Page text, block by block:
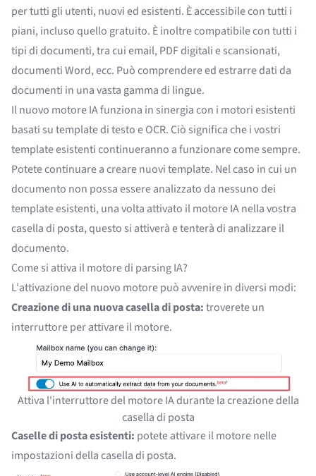
per tutti gli utenti, nuovi ed esistenti. È accessibile con tutti i
piani, incluso quello gratuito. È inoltre compatibile con tutti i
tipi di documenti, tra cui email, PDF digitali e scansionati,
documenti Word, ecc. Può comprendere ed estrarre dati da
documenti in una vasta gamma di lingue.
Il nuovo motore IA funziona in sinergia con i motori esistenti
basati su template di testo e OCR. Ciò significa che i vostri
template esistenti continueranno a funzionare come sempre.
Potete continuare a creare nuovi template. Nel caso in cui un
documento non possa essere analizzato da nessuno dei
template esistenti, una volta attivato il motore IA nella vostra
casella di posta, questo si attiverà e tenterà di analizzare il
documento.
Come si attiva il motore di parsing IA?
L'attivazione del nuovo motore può avvenire in diversi modi:
Creazione di una nuova casella di posta:troverete un
interruttore per attivare il motore.
Attiva l'interruttore del motore IA durante la creazione della
casella di posta
Caselle di posta esistenti: potete attivare il motore nelle
impostazioni della casella di posta.